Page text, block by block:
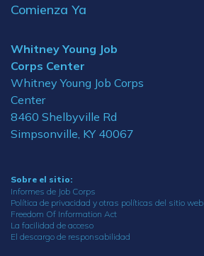
Comienza Ya
Whitney Young Job
Corps Center
Whitney Young Job Corps
Center
8460 Shelbyville Rd
Simpsonville, KY 40067
Sobre el sitio:
Informes de Job Corps
Política de privacidad y otras políticas del sitio web
Freedom Of Information Act
La facilidad de acceso
El descargo de responsabilidad